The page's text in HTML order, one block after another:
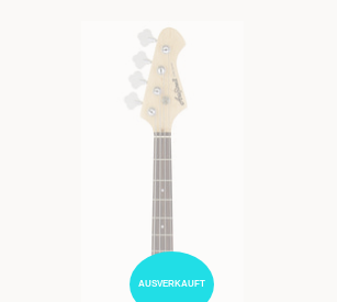
AUSVERKAUFT